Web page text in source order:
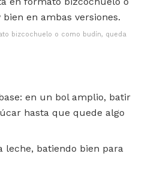
bizcochuelo o como budín, queda
en un bol amplio, batir
hasta que quede algo
leche, batiendo bien para